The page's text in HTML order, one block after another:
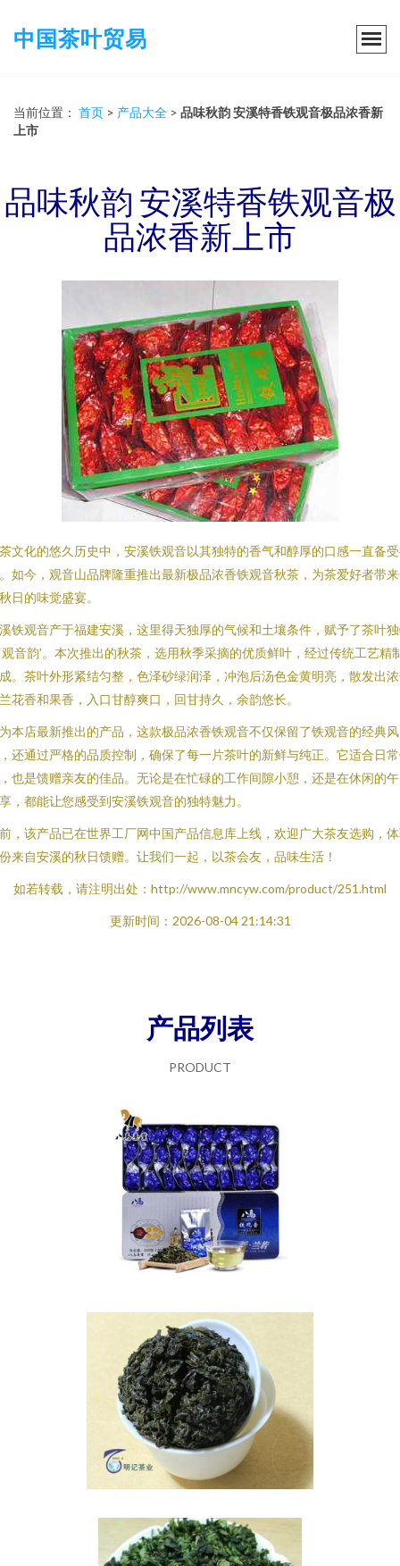
中国茶叶贸易
当前位置： 首页 > 产品大全 > 品味秋韵 安溪特香铁观音极品浓香新
上市
品味秋韵 安溪特香铁观音极
品浓香新上市
文化的悠久历史中，安溪铁观音以其独特的香气和醇厚的口感一直备
如今，观音山品牌隆重推出最新极品浓香铁观音秋茶，为茶爱好者带
日的味觉盛宴。
铁观音产于福建安溪，这里得天独厚的气候和土壤条件，赋予了茶叶
观音韵’。本次推出的秋茶，选用秋季采摘的优质鲜叶，经过传统工艺精
。茶叶外形紧结匀整，色泽砂绿润泽，冲泡后汤色金黄明亮，散发出
花香和果香，入口甘醇爽口，回甘持久，余韵悠长。
本店最新推出的产品，这款极品浓香铁观音不仅保留了铁观音的经典风
还通过严格的品质控制，确保了每一片茶叶的新鲜与纯正。它适合日
也是馈赠亲友的佳品。无论是在忙碌的工作间隙小憩，还是在休闲的
，都能让您感受到安溪铁观音的独特魅力。
，该产品已在世界工厂网中国产品信息库上线，欢迎广大茶友选购，
来自安溪的秋日馈赠。让我们一起，以茶会友，品味生活！
如若转载，请注明出处：http://www.mncyw.com/product/251.html
更新时间：2026-08-04 21:14:31
产品列表
PRODUCT